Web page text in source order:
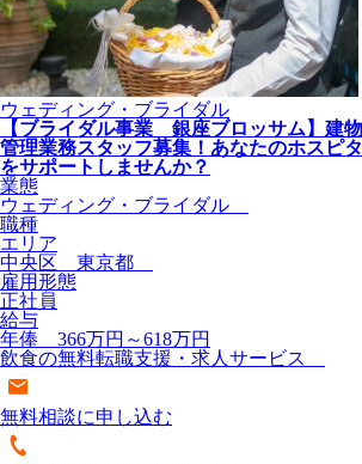
ウェディング・ブライダル
【ブライダル事業 銀座ブロッサム】建
管理業務スタッフ募集！あなたのホスピ
をサポートしませんか？
業態
ウェディング・ブライダル
職種
エリア
中央区 東京都
雇用形態
正社員
給与
年俸 366万円～618万円
飲食の無料転職支援・求人サービス
無料相談に申し込む